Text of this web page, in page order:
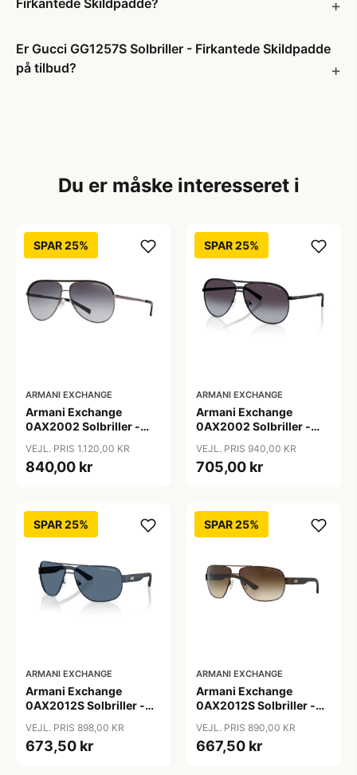
Firkantede Skildpadde?
Er Gucci GG1257S Solbriller - Firkantede Skildpadde
på tilbud?
Du er måske interesseret i
SPAR 25%
ARMANI EXCHANGE
Armani Exchange
0AX2002 Solbriller -
Polariserede Linser
VEJL. PRIS 1.120,00 KR
840,00 kr
SPAR 25%
ARMANI EXCHANGE
Armani Exchange
0AX2002 Solbriller -
VEJL. PRIS 940,00 KR
705,00 kr
SPAR 25%
ARMANI EXCHANGE
Armani Exchange
0AX2012S Solbriller -
VEJL. PRIS 898,00 KR
673,50 kr
SPAR 25%
ARMANI EXCHANGE
Armani Exchange
0AX2012S Solbriller -
VEJL. PRIS 890,00 KR
667,50 kr